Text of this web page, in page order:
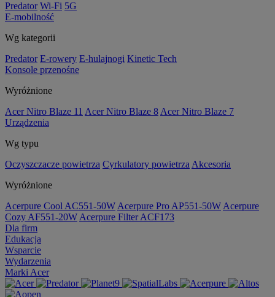
Predator Wi-Fi 5G
E-mobilność
Wg kategorii
Predator E-rowery E-hulajnogi Kinetic Tech
Konsole przenośne
Wyróżnione
Acer Nitro Blaze 11 Acer Nitro Blaze 8 Acer Nitro Blaze 7
Urządzenia
Wg typu
Oczyszczacze powietrza Cyrkulatory powietrza Akcesoria
Wyróżnione
Acerpure Cool AC551-50W Acerpure Pro AP551-50W Acerpure
Cozy AF551-20W Acerpure Filter ACF173
Dla firm
Edukacja
Wsparcie
Wydarzenia
Marki Acer